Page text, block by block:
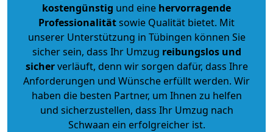
kostengünstig und eine hervorragende
Professionalitätsowie Qualität bietet. Mit
unserer Unterstützung in Tübingen können Sie
sicher sein, dass Ihr Umzug reibungslos und
sicherverläuft, denn wir sorgen dafür, dass Ihre
Anforderungen und Wünsche erfüllt werden. Wir
haben die besten Partner, um Ihnen zu helfen
und sicherzustellen, dass Ihr Umzug nach
Schwaan ein erfolgreicher ist.